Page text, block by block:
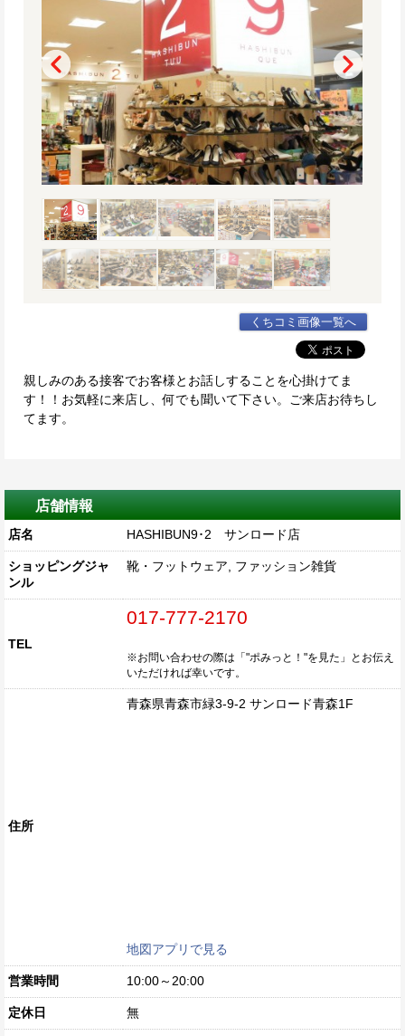
くちコミ画像一覧へ
親しみのある接客でお客様とお話しすることを心掛けてま
す！！お気軽に来店し、何でも聞いて下さい。ご来店お待ちし
てます。
店舗情報
店名 HASHIBUN9･2 サンロード店
ショッピングジャ
ンル
靴・フットウェア, ファッション雑貨
TEL
017-777-2170
※お問い合わせの際は「"ポみっと！"を見た」とお伝え
いただければ幸いです。
住所
青森県青森市緑3-9-2 サンロード青森1F
地図アプリで見る
営業時間 10:00～20:00
定休日 無